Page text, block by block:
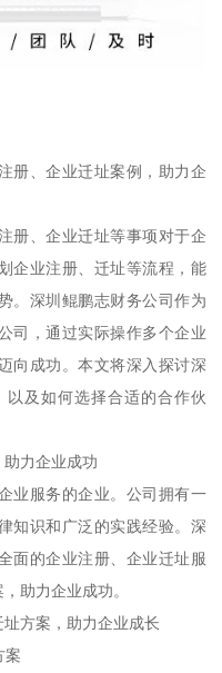
册、企业迁址案例，助力企
册、企业迁址等事项对于企
企业注册、迁址等流程，能
。深圳鲲鹏志财务公司作为
司，通过实际操作多个企业
向成功。本文将深入探讨深
及如何选择合适的合作伙
力企业成功
业服务的企业。公司拥有一
知识和广泛的实践经验。深
面的企业注册、企业迁址服
助力企业成功。
方案，助力企业成长
案